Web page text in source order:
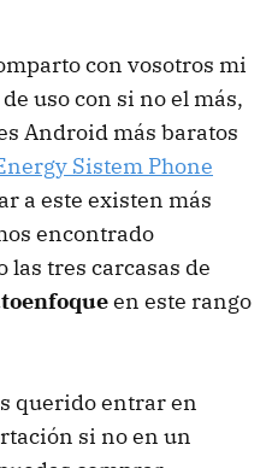
con vosotros mi
uso con si no el más,
Android más baratos
Sistem Phone
a este existen más
encontrado
las tres carcasas de
en este rango
querido entrar en
si no en un